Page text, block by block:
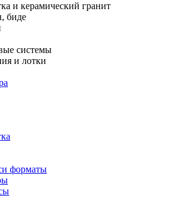
и керамический гранит
биде
системы
и лотки
форматы